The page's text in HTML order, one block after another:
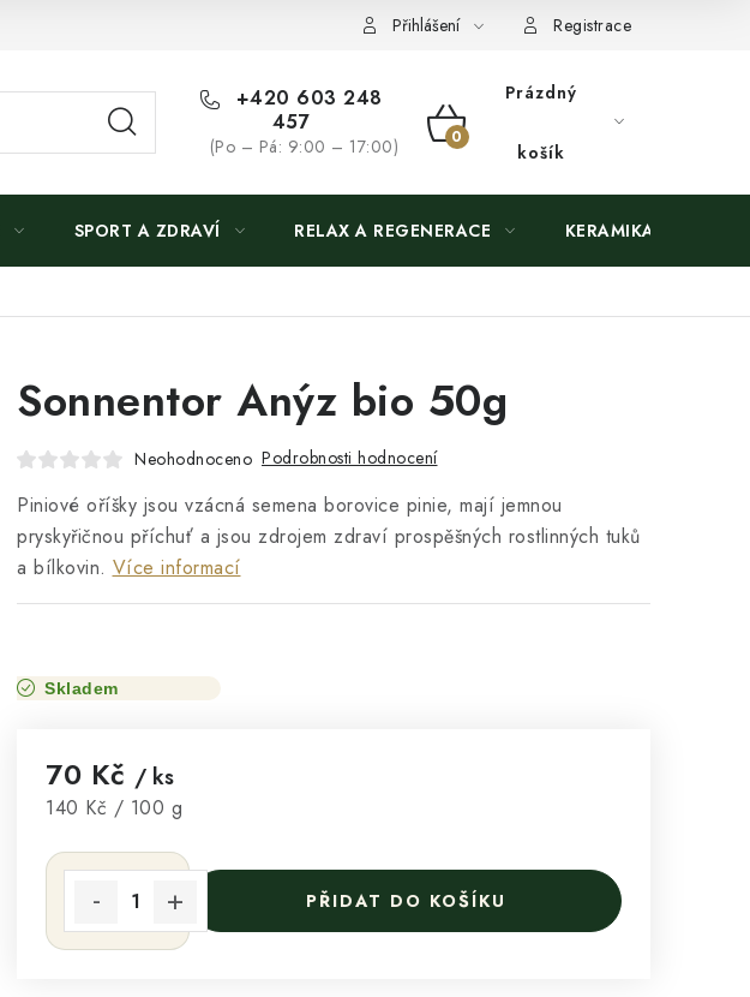
Přihlášení Registrace
+420 603 248
457
(Po – Pá: 9:00 – 17:00)
NÁKUPNÍ
Prázdný
košík
SPORT A ZDRAVÍ RELAX A REGENERACE KERAMIKA
Sonnentor Anýz bio 50g
Neohodnoceno Podrobnosti hodnocení
Piniové oříšky jsou vzácná semena borovice pinie, mají jemnou
pryskyřičnou příchuť a jsou zdrojem zdraví prospěšných rostlinných tuků
a bílkovin. Více informací
Skladem
70 Kč / ks
Měrná cena:
140 Kč / 100 g
PŘIDAT DO KOŠÍKU